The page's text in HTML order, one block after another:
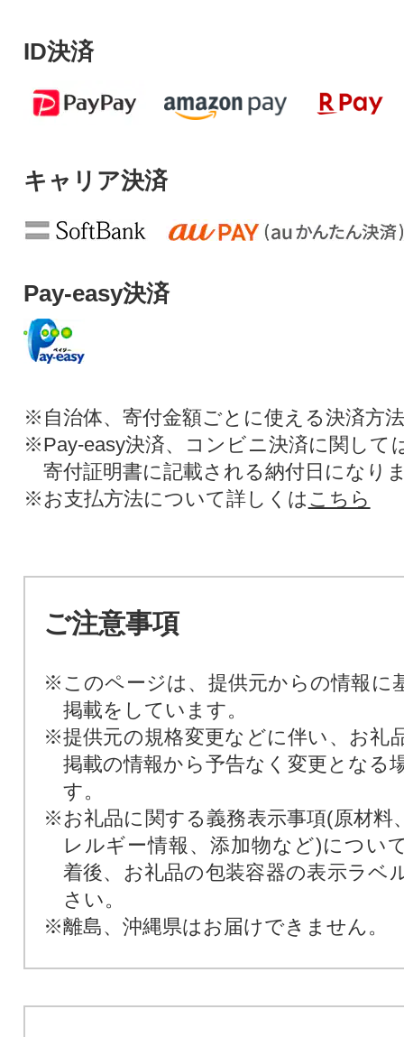
ID決済
キャリア決済
Pay-easy決済
※自治体、寄付金額ごとに使える決済方
※Pay-easy決済、コンビニ決済に関して
寄付証明書に記載される納付日になり
※お支払方法について詳しくは こちら
ご注意事項
※このページは、提供元からの情報に
掲載をしています。
※提供元の規格変更などに伴い、お礼
掲載の情報から予告なく変更となる
す。
※お礼品に関する義務表示事項(原材料
レルギー情報、添加物など)につい
着後、お礼品の包装容器の表示ラベ
さい。
※離島、沖縄県はお届けできません。